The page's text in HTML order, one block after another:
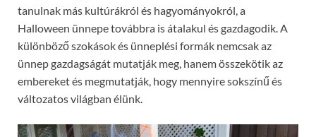
tanulnak más kultúrákról és hagyományokról, a
Halloween ünnepe továbbra is átalakul és gazdagodik. A
különböző szokások és ünneplési formák nemcsak az
ünnep gazdagságát mutatják meg, hanem összekötik az
embereket és megmutatják, hogy mennyire sokszínű és
változatos világban élünk.